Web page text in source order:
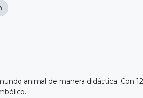
animal de manera didáctica. Con